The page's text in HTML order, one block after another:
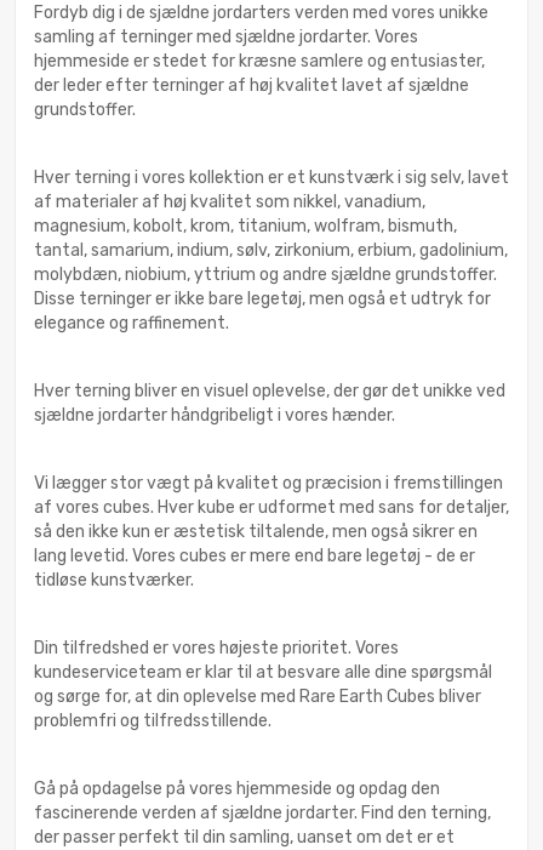
Fordyb dig i de sjældne jordarters verden med vores unikke
samling af terninger med sjældne jordarter. Vores
hjemmeside er stedet for kræsne samlere og entusiaster,
der leder efter terninger af høj kvalitet lavet af sjældne
grundstoffer.
Hver terning i vores kollektion er et kunstværk i sig selv, lavet
af materialer af høj kvalitet som nikkel, vanadium,
magnesium, kobolt, krom, titanium, wolfram, bismuth,
tantal, samarium, indium, sølv, zirkonium, erbium, gadolinium,
molybdæn, niobium, yttrium og andre sjældne grundstoffer.
Disse terninger er ikke bare legetøj, men også et udtryk for
elegance og raffinement.
Hver terning bliver en visuel oplevelse, der gør det unikke ved
sjældne jordarter håndgribeligt i vores hænder.
Vi lægger stor vægt på kvalitet og præcision i fremstillingen
af vores cubes. Hver kube er udformet med sans for detaljer,
så den ikke kun er æstetisk tiltalende, men også sikrer en
lang levetid. Vores cubes er mere end bare legetøj - de er
tidløse kunstværker.
Din tilfredshed er vores højeste prioritet. Vores
kundeserviceteam er klar til at besvare alle dine spørgsmål
og sørge for, at din oplevelse med Rare Earth Cubes bliver
problemfri og tilfredsstillende.
Gå på opdagelse på vores hjemmeside og opdag den
fascinerende verden af sjældne jordarter. Find den terning,
der passer perfekt til din samling, uanset om det er et